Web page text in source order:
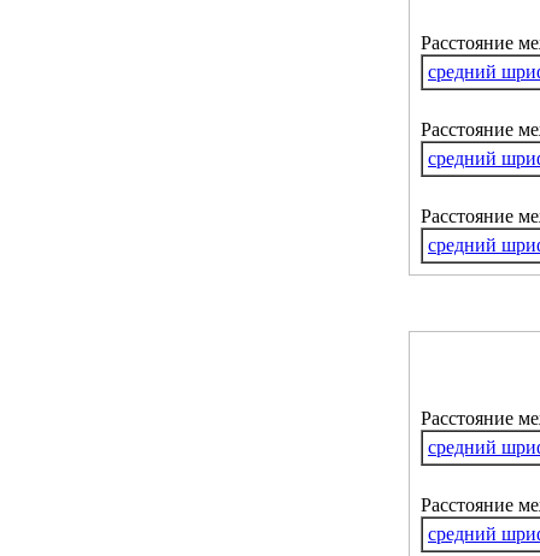
Расстояние
средний
Расстояние
средний
Расстояние
средний
Расстояние
средний
Расстояние
средний